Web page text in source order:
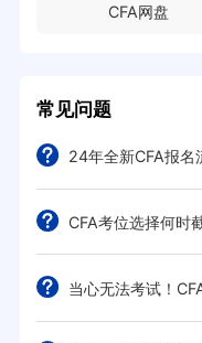
CFA网盘
常见问题
24年全新CFA报名
CFA考位选择何时
当心无法考试！